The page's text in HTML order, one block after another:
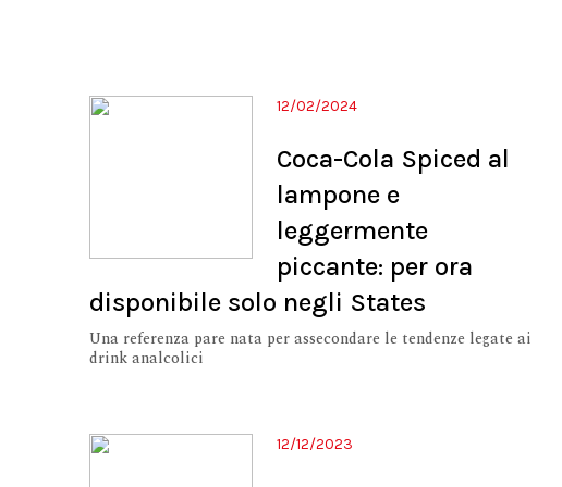
12/02/2024
Coca-Cola Spiced al
lampone e
leggermente
piccante: per ora
disponibile solo negli States
Una referenza pare nata per assecondare le tendenze legate ai
drink analcolici
12/12/2023